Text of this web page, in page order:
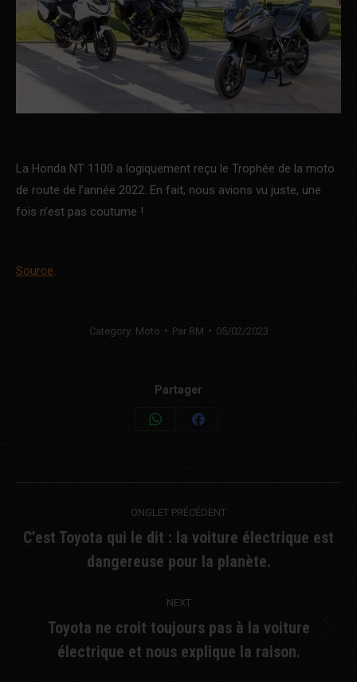
La Honda NT 1100 a logiquement reçu le Trophée de la moto
de route de l’année 2022. En fait, nous avions vu juste, une
fois n’est pas coutume !
Source.
Category: Moto Par RM 05/02/2023
Partager
Share
Share
navigation
ONGLET PRÉCÉDENT
Previous
post:
C’est Toyota qui le dit : la voiture électrique est
dangereuse pour la planète.
NEXT
Next
post:
Toyota ne croit toujours pas à la voiture
électrique et nous explique la raison.